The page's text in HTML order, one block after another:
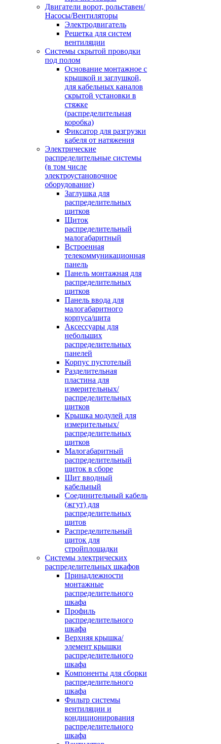
Двигатели ворот, рольставен/
Насосы/Вентиляторы
Электродвигатель
Решетка для систем
вентиляции
Системы скрытой проводки
под полом
Основание монтажное с
крышкой и заглушкой,
для кабельных каналов
скрытой установки в
стяжке
(распределительная
коробка)
Фиксатор для разгрузки
кабеля от натяжения
Электрические
распределительные системы
(в том числе
электроустановочное
оборудование)
Заглушка для
распределительных
щитков
Щиток
распределительный
малогабаритный
Встроенная
телекоммуникационная
панель
Панель монтажная для
распределительных
щитков
Панель ввода для
малогабаритного
корпуса/щита
Аксессуары для
небольших
распределительных
панелей
Корпус пустотелый
Разделительная
пластина для
измерительных/
распределительных
щитков
Крышка модулей для
измерительных/
распределительных
щитков
Малогабаритный
распределительный
щиток в сборе
Щит вводный
кабельный
Соединительный кабель
(жгут) для
распределительных
щитов
Распределительный
щиток для
стройплощадки
Системы электрических
распределительных шкафов
Принадлежности
монтажные
распределительного
шкафа
Профиль
распределительного
шкафа
Верхняя крышка/
элемент крышки
распределительного
шкафа
Компоненты для сборки
распределительного
шкафа
Фильтр системы
вентиляции и
кондиционирования
распределительного
шкафа